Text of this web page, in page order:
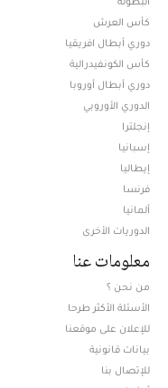
كأس العرش
دوري أبطال افريقيا
كأس الكونفيدرالية
دوري أبطال أوروبا
الدوري الأوروبي
إنجلترا
إسبانيا
إيطاليا
فرنسا
ألمانيا
الدوريات الأخرى
معلومات عنا
من نحن ؟
الأسئلة الأكثر طرحا
للإعلان على موقعنا
بيانات قانونية
للإتصال بنا